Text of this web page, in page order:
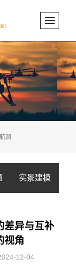
测
实景建模
差异与互补
视角
12-04